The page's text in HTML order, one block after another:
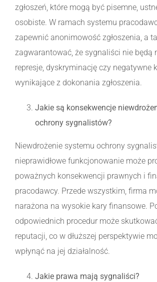
zgłoszeń, które mogą być pisemne,
osobiste. W ramach systemu
zapewnić anonimowość zgłoszenia, a
zagwarantować, że sygnaliści nie będą
represje, dyskryminację czy negatywne
wynikające z dokonania zgłoszenia.
Jakie są konsekwencje
ochrony sygnalistów?
Niewdrożenie systemu ochrony
nieprawidłowe funkcjonowanie może
poważnych konsekwencji prawnych i
pracodawcy. Przede wszystkim, firma
narażona na wysokie kary finansowe.
odpowiednich procedur może
reputacji, co w dłuższej perspektywie
wpłynąć na jej działalność.
Jakie prawa mają sygnaliści?